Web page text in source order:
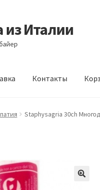
из Италии
Контакты
Контакты Корзина Мой
Staphysagria 30ch